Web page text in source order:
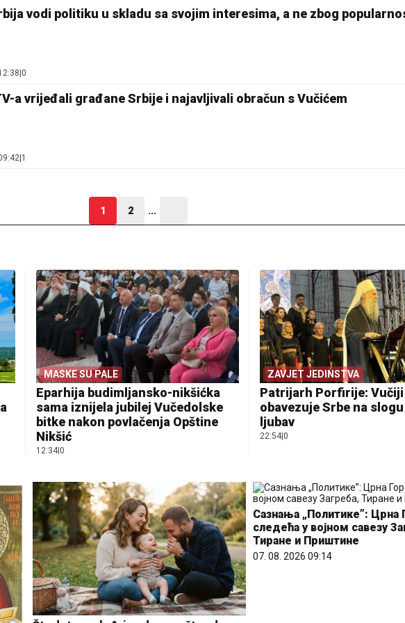
vodi politiku u skladu sa svojim interesima, a ne zbog
0
a vrijeđali građane Srbije i najavljivali obračun s Vučićem
1
1 2 ...
MASKE SU PALE
Eparhija budimljansko-nikšićka
sama iznijela jubilej Vučedolske
bitke nakon povlačenja Opštine
Nikšić
12:34| 0
ZAVJET JEDINSTVA
Patrijarh Porfirije:
obavezuje Srbe na
ljubav
22:54 0
Сазнања „Политике”: Црна
следећа у војном савезу
Тиране и Приштине
07. 08. 2026 09:14